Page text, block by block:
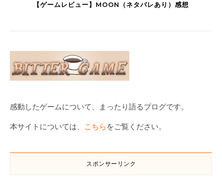
【ゲームレビュー】MOON（ネタバレあり）感想
感動したゲームについて、まったり語るブログです。
本サイトについては、 こちら をご覧ください。
スポンサーリンク